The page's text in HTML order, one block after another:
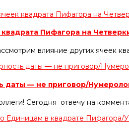
квадрата Пифагора на
влияние других ячеек
даты — не приговор/
Сегодня отвечу на